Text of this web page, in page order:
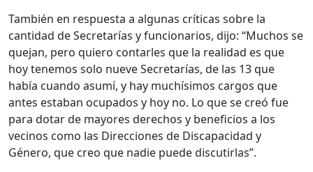
También en respuesta a algunas críticas sobre la
cantidad de Secretarías y funcionarios, dijo: “Muchos se
quejan, pero quiero contarles que la realidad es que
hoy tenemos solo nueve Secretarías, de las 13 que
había cuando asumí, y hay muchísimos cargos que
antes estaban ocupados y hoy no. Lo que se creó fue
para dotar de mayores derechos y beneficios a los
vecinos como las Direcciones de Discapacidad y
Género, que creo que nadie puede discutirlas”.